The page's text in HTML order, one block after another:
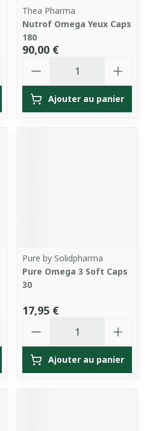
Thea Pharma
Nutrof Omega Yeux Caps
180
90,00 €
Ajouter au panier
Pure by Solidpharma
Pure Omega 3 Soft Caps
30
17,95 €
Ajouter au panier